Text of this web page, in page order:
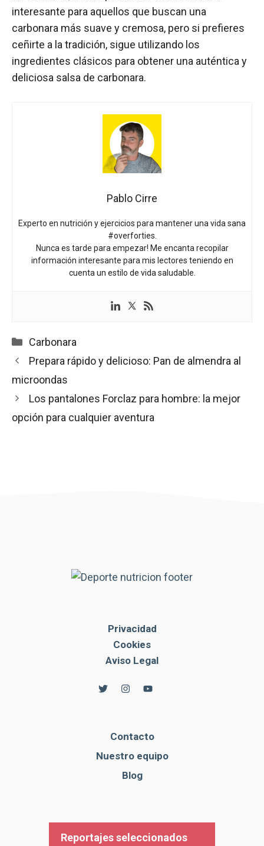
interesante para aquellos que buscan una
carbonara más suave y cremosa, pero si prefieres
ceñirte a la tradición, sigue utilizando los
ingredientes clásicos para obtener una auténtica y
deliciosa salsa de carbonara.
Pablo Cirre
Experto en nutrición y ejercicios para mantener una vida sana
#overforties.
Nunca es tarde para empezar! Me encanta recopilar
información interesante para mis lectores teniendo en
cuenta un estilo de vida saludable.
Categorías
Carbonara
Prepara rápido y delicioso: Pan de almendra al
microondas
Los pantalones Forclaz para hombre: la mejor
opción para cualquier aventura
Privacidad
Cookies
Aviso Legal
Contacto
Nuestro equipo
Blog
Reportajes seleccionados